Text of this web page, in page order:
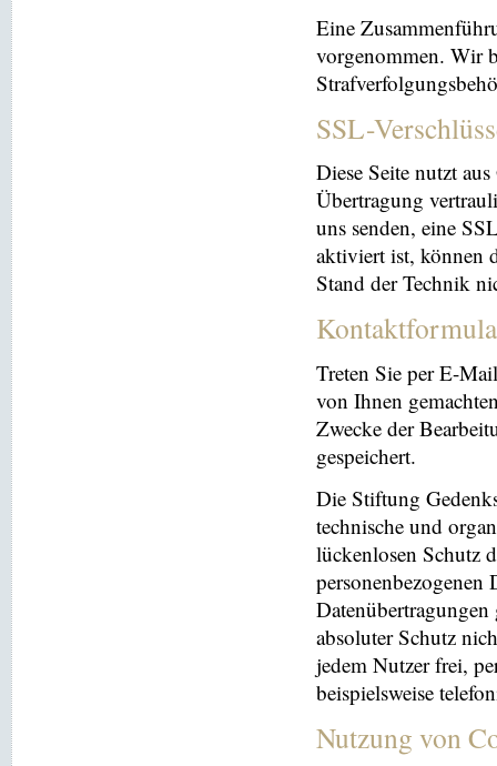
Eine
vorgenommen. Wir
SSL-
Diese Seite nutzt
Übertragung
uns senden, eine
aktiviert ist, können
Stand der Technik
Treten Sie per E-
von Ihnen
Zwecke der
gespeichert.
Die Stiftung
technische und
lückenlosen Schutz
personenbezogenen
absoluter Schutz
jedem Nutzer frei,
beispielsweise
Nutzung von